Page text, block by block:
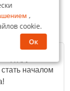
началом
,
cookie.
Ок